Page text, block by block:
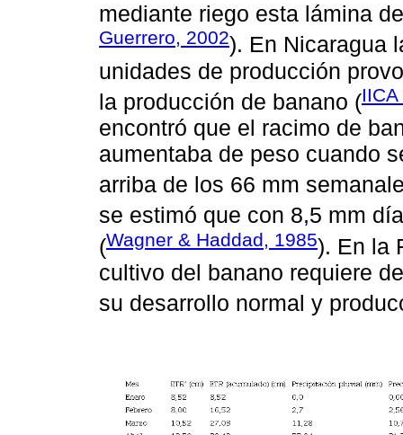
mediante riego esta lámina
Guerrero, 2002). En Nicaragua
unidades de producción
la producción de banano (
encontró que el racimo de
aumentaba de peso cuando
arriba de los 66 mm
se estimó que con 8,5 mm día
(Wagner & Haddad, 1985). En la
cultivo del banano requiere
su desarrollo normal y